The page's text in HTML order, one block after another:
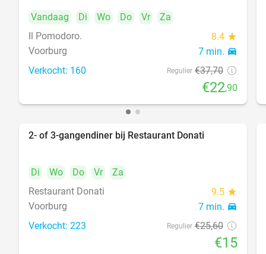
food
Vandaag Di Wo Do Vr
Za
Il Pomodoro.
8.4 star
Voorburg 7 min. directions_car
Verkocht: 160 Regulier €37,70
€22,90
2- of 3-gangendiner bij Restaurant Donati
Di Wo Do Vr
Za
Restaurant Donati
9.5 star
Voorburg 7 min. directions_car
Verkocht: 223 Regulier €25,60
€15